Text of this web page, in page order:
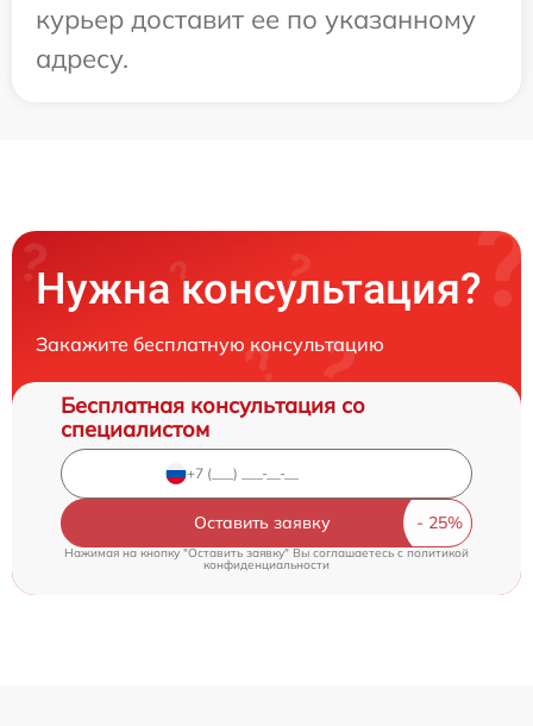
курьер доставит ее по указанному
адресу.
Нужна консультация?
Закажите бесплатную консультацию
Бесплатная консультация со
специалистом
Оставить заявку
Нажимая на кнопку "Оставить заявку" Вы соглашаетесь cполитикой
конфиденциальности